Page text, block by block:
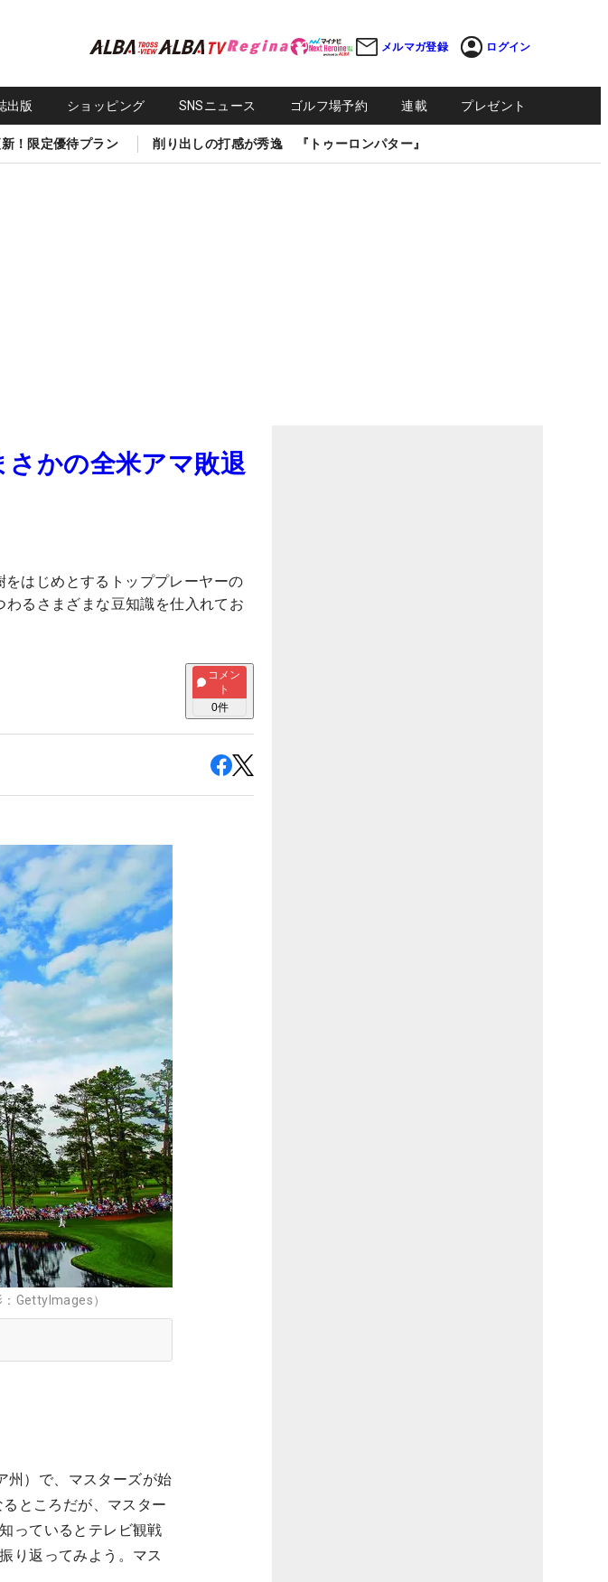
メルマガ登録 ログイン
出版 ショッピング SNSニュース ゴルフ場予約 連載 プレゼント
！限定優待プラン 削り出しの打感が秀逸 『トゥーロンパター』
かの全米アマ敗退
はじめとするトッププレーヤーの
るさまざまな豆知識を仕入れてお
コメン
ト
0件
GettyImages）
州）で、マスターズが始
ところだが、マスター
っているとテレビ観戦
り返ってみよう。マス